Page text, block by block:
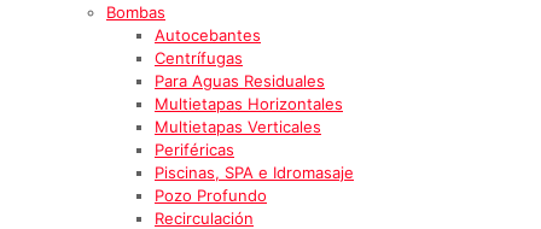
Bombas
Autocebantes
Centrífugas
Para Aguas Residuales
Multietapas Horizontales
Multietapas Verticales
Periféricas
Piscinas, SPA e Idromasaje
Pozo Profundo
Recirculación